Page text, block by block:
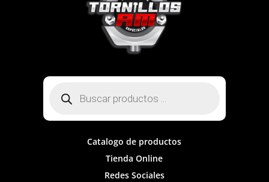
productos
Catalogo de productos
Tienda Online
Redes Sociales